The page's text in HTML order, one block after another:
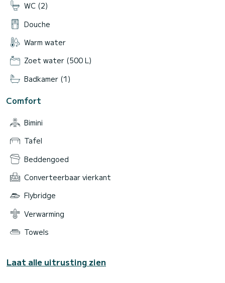
WC (2)
Douche
Warm water
Zoet water (500 L)
Badkamer (1)
Comfort
Bimini
Tafel
Beddengoed
Converteerbaar vierkant
Flybridge
Verwarming
Towels
Laat alle uitrusting zien